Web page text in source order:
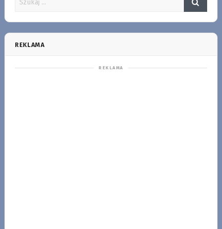
REKLAMA